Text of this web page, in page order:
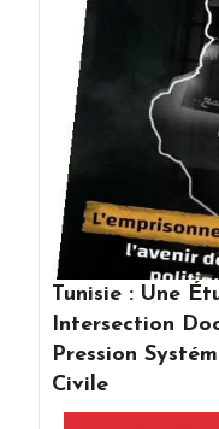
Tunisie : Une
Intersection
Pression
Civile